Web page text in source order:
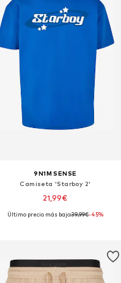
9N1M SENSE
Camiseta 'Starboy 2'
21,99€
Tallas disponibles: M, L
Último precio más bajo:39,99€-45%